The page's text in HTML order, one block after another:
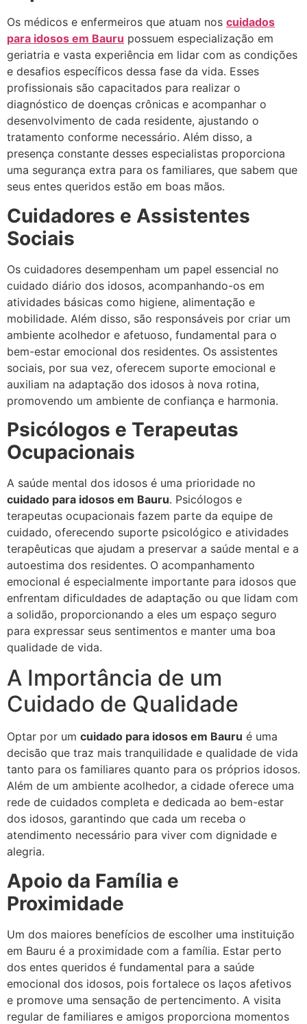
Os médicos e enfermeiros que atuam nos cuidados
para idosos em Bauru possuem especialização em
geriatria e vasta experiência em lidar com as condições
e desafios específicos dessa fase da vida. Esses
profissionais são capacitados para realizar o
diagnóstico de doenças crônicas e acompanhar o
desenvolvimento de cada residente, ajustando o
tratamento conforme necessário. Além disso, a
presença constante desses especialistas proporciona
uma segurança extra para os familiares, que sabem que
seus entes queridos estão em boas mãos.
Cuidadores e Assistentes
Sociais
Os cuidadores desempenham um papel essencial no
cuidado diário dos idosos, acompanhando-os em
atividades básicas como higiene, alimentação e
mobilidade. Além disso, são responsáveis por criar um
ambiente acolhedor e afetuoso, fundamental para o
bem-estar emocional dos residentes. Os assistentes
sociais, por sua vez, oferecem suporte emocional e
auxiliam na adaptação dos idosos à nova rotina,
promovendo um ambiente de confiança e harmonia.
Psicólogos e Terapeutas
Ocupacionais
A saúde mental dos idosos é uma prioridade no
cuidado para idosos em Bauru. Psicólogos e
terapeutas ocupacionais fazem parte da equipe de
cuidado, oferecendo suporte psicológico e atividades
terapêuticas que ajudam a preservar a saúde mental e a
autoestima dos residentes. O acompanhamento
emocional é especialmente importante para idosos que
enfrentam dificuldades de adaptação ou que lidam com
a solidão, proporcionando a eles um espaço seguro
para expressar seus sentimentos e manter uma boa
qualidade de vida.
A Importância de um
Cuidado de Qualidade
Optar por um cuidado para idosos em Bauru é uma
decisão que traz mais tranquilidade e qualidade de vida
tanto para os familiares quanto para os próprios idosos.
Além de um ambiente acolhedor, a cidade oferece uma
rede de cuidados completa e dedicada ao bem-estar
dos idosos, garantindo que cada um receba o
atendimento necessário para viver com dignidade e
alegria.
Apoio da Família e
Proximidade
Um dos maiores benefícios de escolher uma instituição
em Bauru é a proximidade com a família. Estar perto
dos entes queridos é fundamental para a saúde
emocional dos idosos, pois fortalece os laços afetivos
e promove uma sensação de pertencimento. A visita
regular de familiares e amigos proporciona momentos